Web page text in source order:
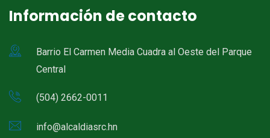
Información de contacto
Barrio El Carmen Media Cuadra al Oeste del Parque
Central
(504) 2662-0011
info@alcaldiasrc.hn